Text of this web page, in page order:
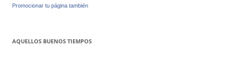
Promocionar tu página también
AQUELLOS BUENOS TIEMPOS